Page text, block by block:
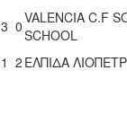
3 0VALENCIA C.F
SCHOOL
1 2 ΕΛΠΙΔΑ